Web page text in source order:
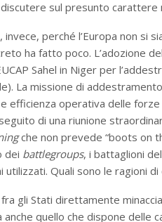
sul presunto carattere
invece, perché l’Europa non si
ha fatto poco. L’adozione
Sahel in Niger per
La missione di
efficienza operativa delle
di una riunione
che non prevede “boots on
dei battlegroups, i battaglioni
utilizzati. Quali sono le ragioni
gli Stati direttamente
anche quello che dispone delle